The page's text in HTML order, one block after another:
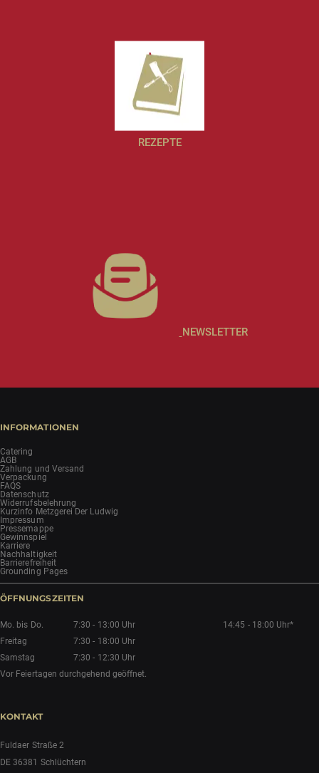
REZEPTE
NEWSLETTER
INFORMATIONEN
Catering
AGB
Zahlung und Versand
Verpackung
FAQS
Datenschutz
Widerrufsbelehrung
Kurzinfo Metzgerei Der Ludwig
Impressum
Pressemappe
Gewinnspiel
Karriere
Nachhaltigkeit
Barrierefreiheit
Grounding Pages
ÖFFNUNGSZEITEN
Mo. bis Do. 7:30 - 13:00 Uhr
14:45 - 18:00 Uhr*
Freitag
7:30 - 18:00 Uhr
Samstag
7:30 - 12:30 Uhr
Vor Feiertagen durchgehend geöffnet.
KONTAKT
Fuldaer Straße 2
DE 36381 Schlüchtern